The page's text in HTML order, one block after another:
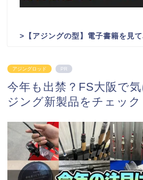
> 【アジングの型】電子書籍を見
アジングロッド PR
今年も出禁？FS大阪で
ジング新製品をチェック